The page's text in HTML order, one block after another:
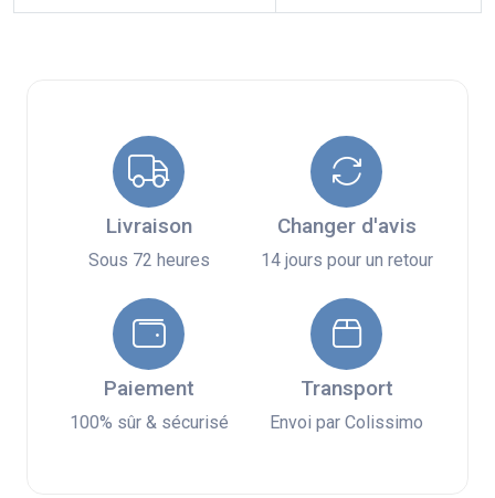
Livraison
Sous 72 heures
Changer d'avis
14 jours pour un retour
Paiement
100% sûr & sécurisé
Transport
Envoi par Colissimo